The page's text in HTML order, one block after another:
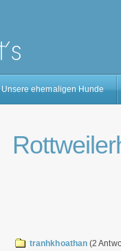
Unsere ehemaligen Hunde
tranhkhoathan(2